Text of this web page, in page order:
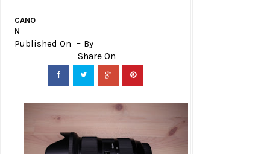
CANO
N
Published On By